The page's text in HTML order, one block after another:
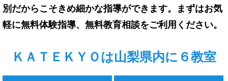
別だからこそきめ細かな指導ができます。まずはお気
軽に無料体験指導、無料教育相談をご利用ください。
ＫＡＴＥＫＹＯは山梨県内に６教室